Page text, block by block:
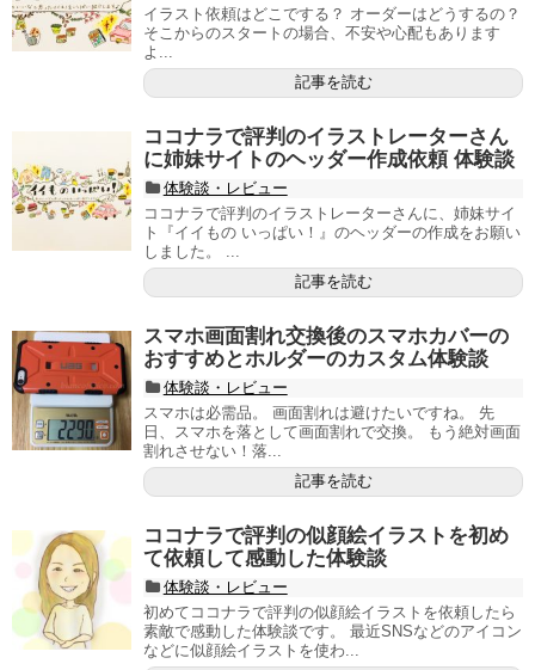
イラスト依頼はどこでする？ オーダーはどうするの？
そこからのスタートの場合、不安や心配もあります
よ...
記事を読む
ココナラで評判のイラストレーターさん
に姉妹サイトのヘッダー作成依頼 体験談
体験談・レビュー
ココナラで評判のイラストレーターさんに、姉妹サイ
ト『イイもの いっぱい！』のヘッダーの作成をお願い
しました。 ...
記事を読む
スマホ画面割れ交換後のスマホカバーの
おすすめとホルダーのカスタム体験談
体験談・レビュー
スマホは必需品。 画面割れは避けたいですね。 先
日、スマホを落として画面割れで交換。 もう絶対画面
割れさせない！落...
記事を読む
ココナラで評判の似顔絵イラストを初め
て依頼して感動した体験談
体験談・レビュー
初めてココナラで評判の似顔絵イラストを依頼したら
素敵で感動した体験談です。 最近SNSなどのアイコン
などに似顔絵イラストを使わ...